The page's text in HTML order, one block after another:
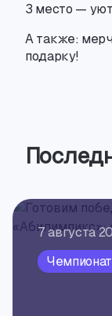
3 место —
А также:
подарку!
7 августа